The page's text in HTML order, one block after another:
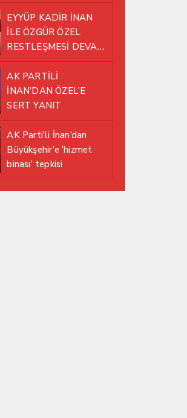
EYYÜP KADİR İNAN
İLE ÖZGÜR ÖZEL
RESTLEŞMESİ DEVAM
EDİYOR
AK PARTİLİ
İNAN’DAN ÖZEL’E
SERT YANIT
AK Parti’li İnan’dan
Büyükşehir’e ‘hizmet
binası’ tepkisi